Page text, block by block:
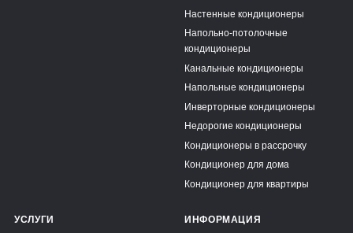
Настенные кондиционеры
Напольно-потолочные
кондиционеры
Канальные кондиционеры
Напольные кондиционеры
Инверторные кондиционеры
Недорогие кондиционеры
Кондиционеры в рассрочку
Кондиционер для дома
Кондиционер для квартиры
УСЛУГИ ИНФОРМАЦИЯ